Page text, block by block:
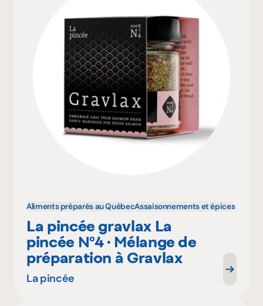
Aliments préparés au QuébecAssaisonnements et épices
La pincée gravlax La
pincée N°4 · Mélange de
préparation à Gravlax
La pincée